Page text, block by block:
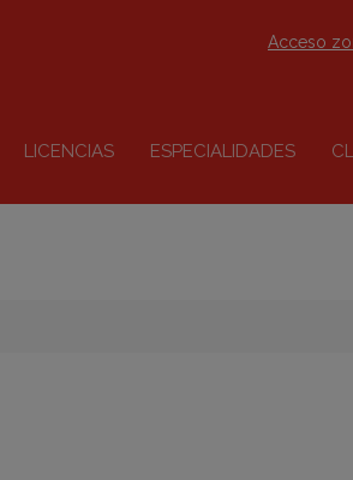
LICENCIAS ESPECIALIDADES
Acceso